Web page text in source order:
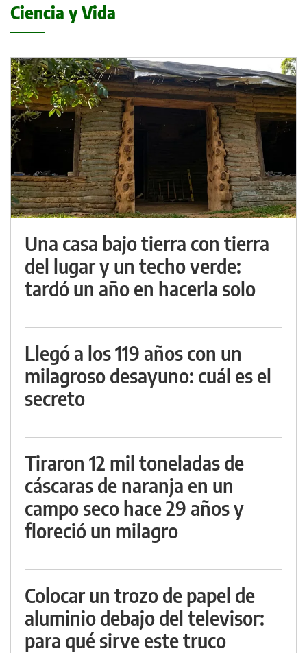
Ciencia y Vida
Una casa bajo tierra con tierra
del lugar y un techo verde:
tardó un año en hacerla solo
Llegó a los 119 años con un
milagroso desayuno: cuál es el
secreto
Tiraron 12 mil toneladas de
cáscaras de naranja en un
campo seco hace 29 años y
floreció un milagro
Colocar un trozo de papel de
aluminio debajo del televisor:
para qué sirve este truco